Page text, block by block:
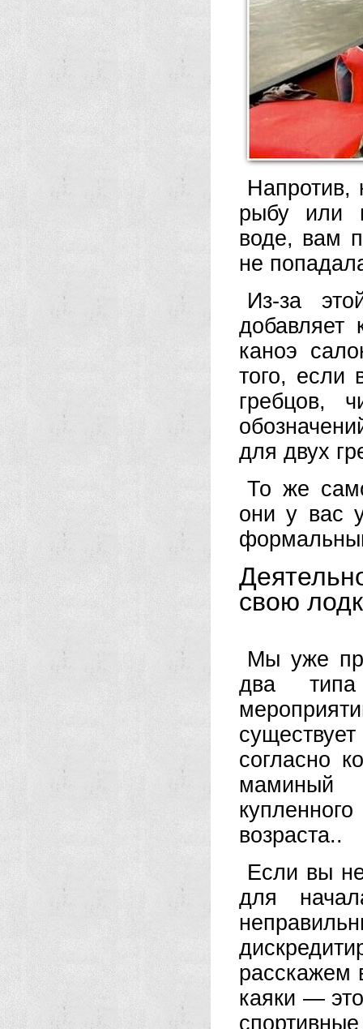
Напротив,
рыбу или
воде, вам
не
Из-за
добавляет
каноэ
того, если
гребцов,
для двух
То же
они у вас
свою
Мы уже
два
согласно
маминый
возраста..
Если вы
для
расскажем
каяки —